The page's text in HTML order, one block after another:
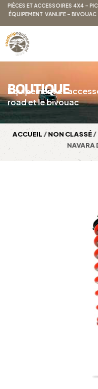
PIÈCES ET ACCESSOIRES 4X4 –
ÉQUIPEMENT VANLIFE – BIVOUAC
BOUTIQUE
Équipement et
road et le bivouac
ACCUEIL /NON CLASSÉ/
NAVARA